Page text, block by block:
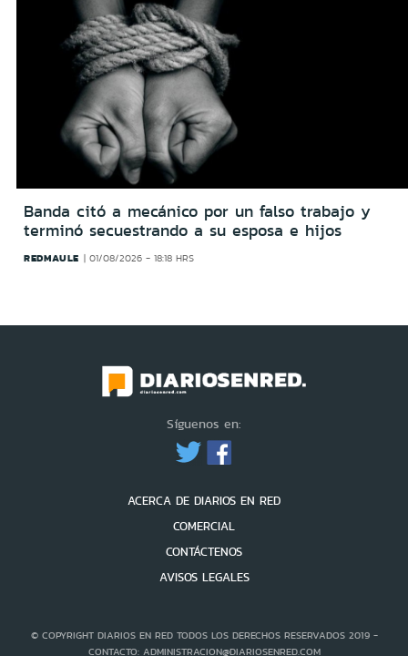
Banda citó a mecánico por un falso trabajo y
terminó secuestrando a su esposa e hijos
REDMAULE 01/08/2026 - 18:18 HRS
Síguenos en:
ACERCA DE DIARIOS EN RED
COMERCIAL
CONTÁCTENOS
AVISOS LEGALES
© COPYRIGHT DIARIOS EN RED TODOS LOS DERECHOS RESERVADOS 2019 -
CONTACTO: ADMINISTRACION@DIARIOSENRED.COM